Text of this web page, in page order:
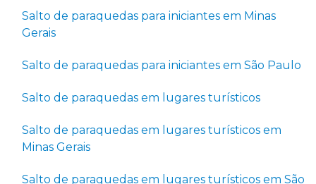
Salto de paraquedas para iniciantes em Minas
Gerais
Salto de paraquedas para iniciantes em São Paulo
Salto de paraquedas em lugares turísticos
Salto de paraquedas em lugares turísticos em
Minas Gerais
Salto de paraquedas em lugares turísticos em São